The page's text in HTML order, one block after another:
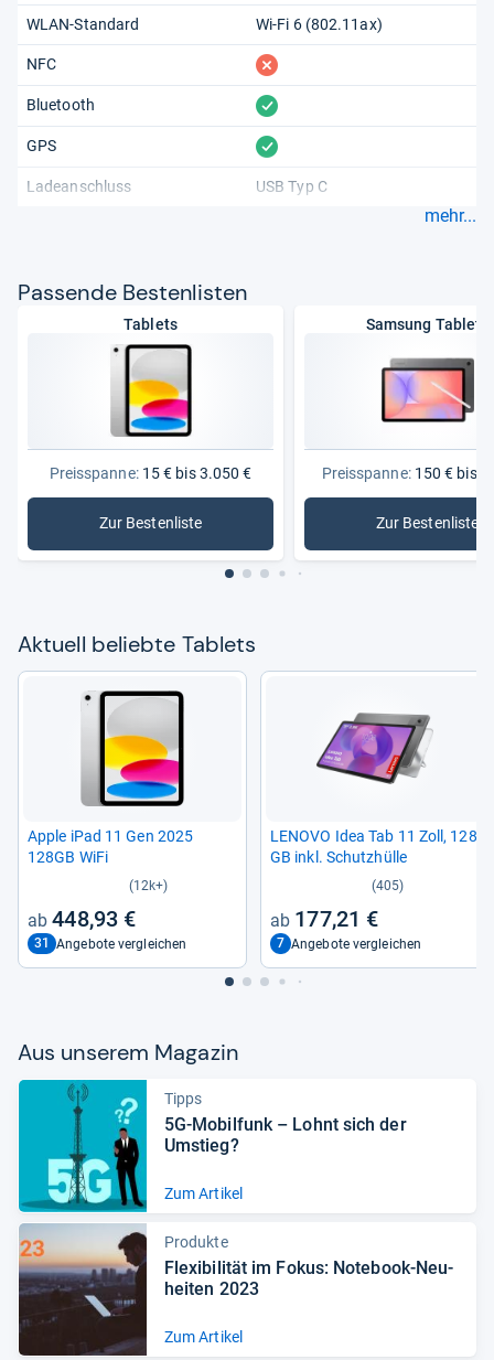
WLAN-Standard Wi-Fi 6 (802.11​ax)
NFC fehlt
Bluetooth vorhanden
GPS vorhanden
Ladeanschluss USB Typ C
mehr...
Pas­sende Bes­ten­lis­ten
Tablets
Preisspanne:15 € bis 3.050 €
Zur Bestenliste
: Tablets
Samsung Tablets
Preisspanne:150 € bis
Zur Bestenliste
:
Aktu­ell beliebte Tablets
Apple iPad 11 Gen 2025
128GB WiFi
(12k+)
448,93 €
31 Angebote vergleichen
LENOVO Idea Tab 11 Zoll, 128
GB inkl. Schutz­hülle
(405)
177,21 €
7 Angebote vergleichen
Aus unse­rem Maga­zin
Tipps
5G-​Mobil­funk – Lohnt sich der
Umstieg?
Zum Artikel
Produkte
Fle­xi­bi­li­tät im Fokus: Note­book-​Neu­
hei­ten 2023
Zum Artikel